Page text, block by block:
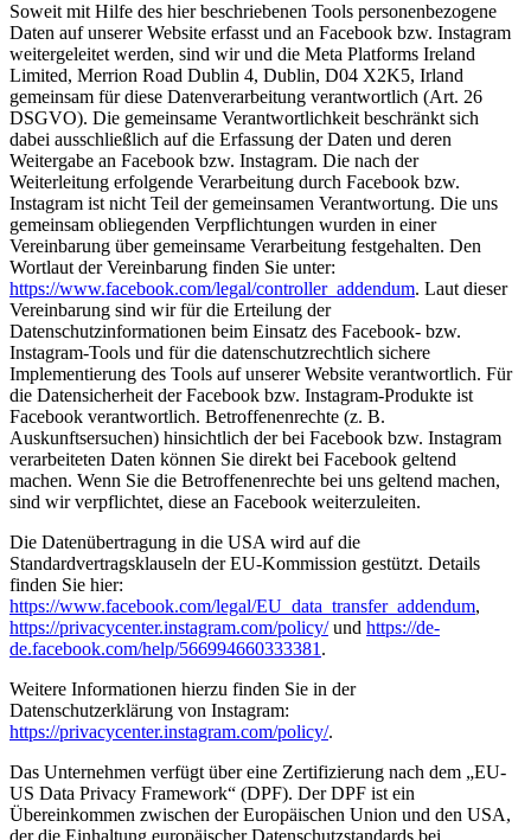
Soweit mit Hilfe des hier beschriebenen Tools personenbezogene
Daten auf unserer Website erfasst und an Facebook bzw. Instagram
weitergeleitet werden, sind wir und die Meta Platforms Ireland
Limited, Merrion Road Dublin 4, Dublin, D04 X2K5, Irland
gemeinsam für diese Datenverarbeitung verantwortlich (Art. 26
DSGVO). Die gemeinsame Verantwortlichkeit beschränkt sich
dabei ausschließlich auf die Erfassung der Daten und deren
Weitergabe an Facebook bzw. Instagram. Die nach der
Weiterleitung erfolgende Verarbeitung durch Facebook bzw.
Instagram ist nicht Teil der gemeinsamen Verantwortung. Die uns
gemeinsam obliegenden Verpflichtungen wurden in einer
Vereinbarung über gemeinsame Verarbeitung festgehalten. Den
Wortlaut der Vereinbarung finden Sie unter:
https://www.facebook.com/legal/controller_addendum. Laut dieser
Vereinbarung sind wir für die Erteilung der
Datenschutzinformationen beim Einsatz des Facebook- bzw.
Instagram-Tools und für die datenschutzrechtlich sichere
Implementierung des Tools auf unserer Website verantwortlich. Für
die Datensicherheit der Facebook bzw. Instagram-Produkte ist
Facebook verantwortlich. Betroffenenrechte (z. B.
Auskunftsersuchen) hinsichtlich der bei Facebook bzw. Instagram
verarbeiteten Daten können Sie direkt bei Facebook geltend
machen. Wenn Sie die Betroffenenrechte bei uns geltend machen,
sind wir verpflichtet, diese an Facebook weiterzuleiten.
Die Datenübertragung in die USA wird auf die
Standardvertragsklauseln der EU-Kommission gestützt. Details
finden Sie hier:
https://www.facebook.com/legal/EU_data_transfer_addendum,
https://privacycenter.instagram.com/policy/und https://de-
de.facebook.com/help/566994660333381 .
Weitere Informationen hierzu finden Sie in der
Datenschutzerklärung von Instagram:
https://privacycenter.instagram.com/policy/.
Das Unternehmen verfügt über eine Zertifizierung nach dem „EU-
US Data Privacy Framework“ (DPF). Der DPF ist ein
Übereinkommen zwischen der Europäischen Union und den USA,